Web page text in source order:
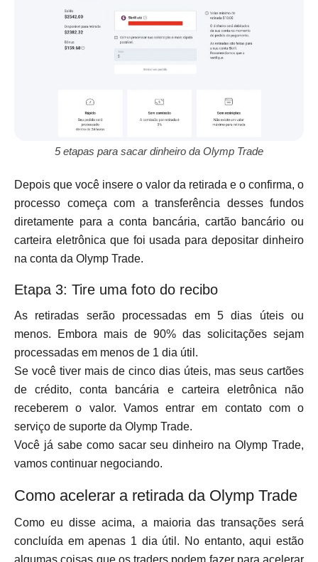
5 etapas para sacar dinheiro da Olymp Trade
Depois que você insere o valor da retirada e o confirma, o
processo começa com a transferência desses fundos
diretamente para a conta bancária, cartão bancário ou
carteira eletrônica que foi usada para depositar dinheiro
na conta da Olymp Trade.
Etapa 3: Tire uma foto do recibo
As retiradas serão processadas em 5 dias úteis ou
menos. Embora mais de 90% das solicitações sejam
processadas em menos de 1 dia útil.
Se você tiver mais de cinco dias úteis, mas seus cartões
de crédito, conta bancária e carteira eletrônica não
receberem o valor. Vamos entrar em contato com o
serviço de suporte da Olymp Trade.
Você já sabe como sacar seu dinheiro na Olymp Trade,
vamos continuar negociando.
Como acelerar a retirada da Olymp Trade
Como eu disse acima, a maioria das transações será
concluída em apenas 1 dia útil. No entanto, aqui estão
algumas coisas que os traders podem fazer para acelerar